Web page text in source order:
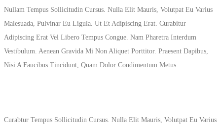
Nullam Tempus Sollicitudin Cursus. Nulla Elit Mauris, Volutpat Eu Varius
Malesuada, Pulvinar Eu Ligula. Ut Et Adipiscing Erat. Curabitur
Adipiscing Erat Vel Libero Tempus Congue. Nam Pharetra Interdum
Vestibulum. Aenean Gravida Mi Non Aliquet Porttitor. Praesent Dapibus,
Nisi A Faucibus Tincidunt, Quam Dolor Condimentum Metus.
Curabtur Tempus Sollicitudin Cursus. Nulla Elit Mauris, Volutpat Eu Varius